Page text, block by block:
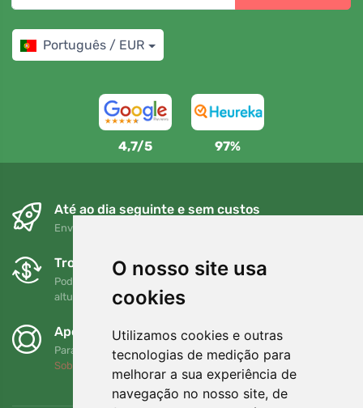
O nosso site usa
cookies
Utilizamos cookies e outras
tecnologias de medição para
melhorar a sua experiência de
navegação no nosso site, de
Português / EUR
4,7/5 97%
Até ao dia seguinte e sem custos
Envio gratuito para encomendas superiores a 80 EUR
Trocas e devoluções gratuitas
Pode devolver ou trocar a sua encomenda em qualquer
altura no prazo de 90 dias
Apoiamos a Trees.org
Para cada encomenda plantamos uma árvore! Leia mais
Sobre nós